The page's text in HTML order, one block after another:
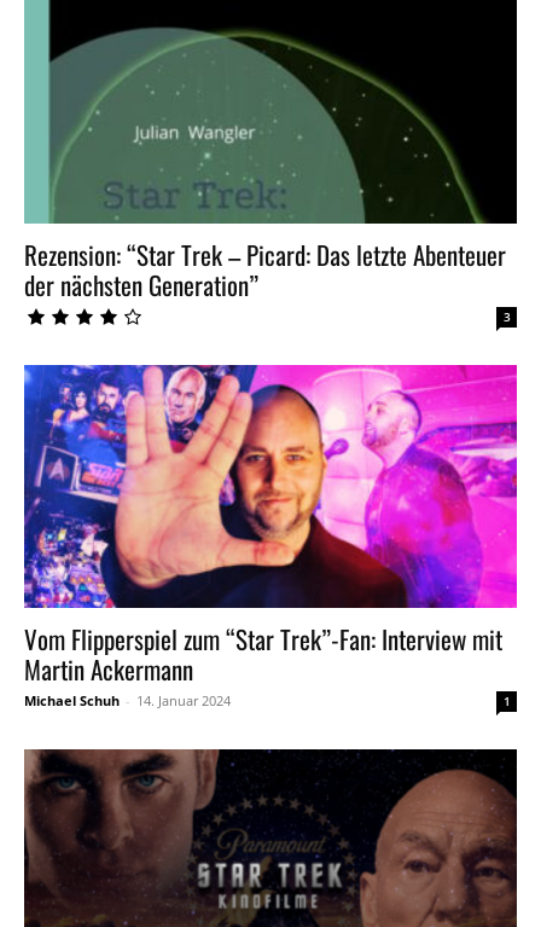
Rezension: “Star Trek – Picard: Das letzte Abenteuer
der nächsten Generation”
3
Vom Flipperspiel zum “Star Trek”-Fan: Interview mit
Martin Ackermann
Michael Schuh - 14. Januar 2024 1